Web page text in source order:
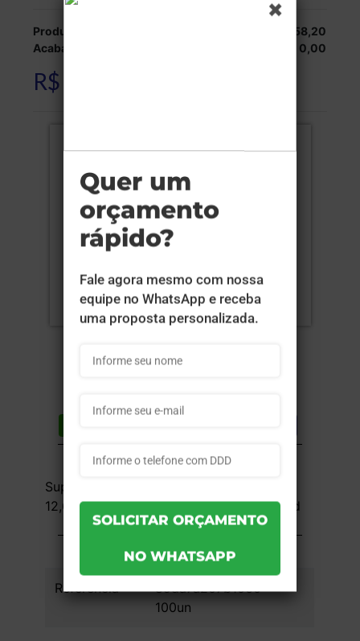
Produção:
R$ 1.058,20
Acabamentos:
R$ 0,00
R$ 1.058,20
Supremo Metalizado 300g - 4x0 -
12,6x12,5 cm - UV Total Frente - 100 unid
Referência
89da7a207b1060 -
100un